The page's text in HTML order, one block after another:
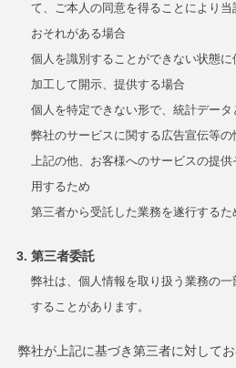
て、ご本人の同意を得ることにより
おそれがある場合
個人を識別することができない状態
加工して開示、提供する場合
個人を特定できない形で、統計デー
弊社のサービスに関する広告宣伝等
上記の他、お客様へのサービスの提
用するため
第三者から受託した業務を遂行するた
第三者委託
弊社は、個人情報を取り扱う業務の
することがあります。
弊社が上記に基づき第三者に対して